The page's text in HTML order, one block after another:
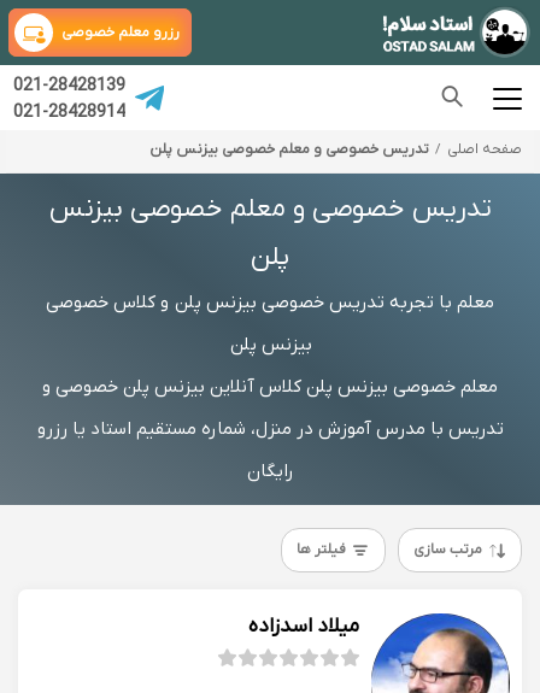
رزرو معلم خصوصی
021-28428139
021-28428914
صفحه اصلی تدریس خصوصی و معلم خصوصی بیزنس پلن
تدریس خصوصی و معلم خصوصی بیزنس
پلن
معلم با تجربه تدریس خصوصی بیزنس پلن و کلاس خصوصی
بیزنس پلن
معلم خصوصی بیزنس پلن کلاس آنلاین بیزنس پلن خصوصی و
تدریس با مدرس آموزش در منزل، شماره مستقیم استاد یا رزرو
رایگان
مرتب سازی فیلتر ها
میلاد اسدزاده